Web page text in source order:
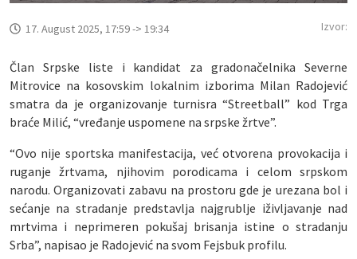
17. August 2025, 17:59 -> 19:34 Izvor:
Član Srpske liste i kandidat za gradonačelnika Severne
Mitrovice na kosovskim lokalnim izborima Milan Radojević
smatra da je organizovanje turnisra “Streetball” kod Trga
braće Milić, “vređanje uspomene na srpske žrtve”.
“Ovo nije sportska manifestacija, već otvorena provokacija i
ruganje žrtvama, njihovim porodicama i celom srpskom
narodu. Organizovati zabavu na prostoru gde je urezana bol i
sećanje na stradanje predstavlja najgrublje iživljavanje nad
mrtvima i neprimeren pokušaj brisanja istine o stradanju
Srba”, napisao je Radojević na svom Fejsbuk profilu.